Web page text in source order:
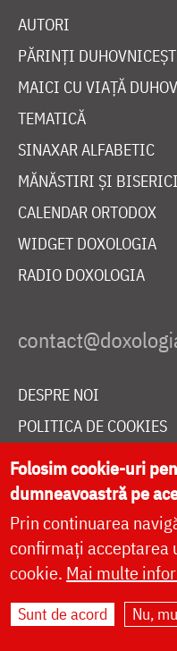
AUTORI
PĂRINȚI
MAICI CU VIAȚĂ
TEMATICĂ
SINAXAR ALFABETIC
MĂNĂSTIRI ȘI BISERICI
CALENDAR ORTODOX
WIDGET DOXOLOGIA
RADIO DOXOLOGIA
DESPRE NOI
POLITICA DE COOKIES
DONEAZĂ ONLINE
LIVE
Site dezvoltat
Arhiepiscopia
Folosim cookie-uri
dumneavoastră pe
Prin continuarea
confirmați
cookie. Mai multe
Sunt de acord Nu,